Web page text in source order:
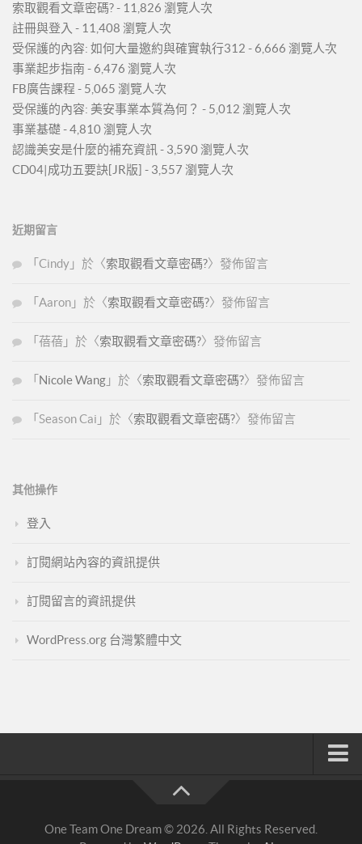
索取觀看文章密碼?- 11,826 瀏覽人次
註冊與登入 - 11,408 瀏覽人次
受保護的內容: 如何大量邀約與確實執行312 - 6,666 瀏覽人次
事業起步指南 - 6,476 瀏覽人次
FB廣告課程 - 5,065 瀏覽人次
受保護的內容: 美安事業本質為何？ - 5,012 瀏覽人次
事業基礎- 4,810 瀏覽人次
認識美安是什麼的補充資訊 - 3,590 瀏覽人次
CD04|成功五要訣[JR版] - 3,557 瀏覽人次
近期留言
「 Cindy 」於〈索取觀看文章密碼?〉發佈留言
「 Aaron 」於〈索取觀看文章密碼?〉發佈留言
「 蓓蓓 」於〈索取觀看文章密碼?〉發佈留言
「 Nicole Wang 」於〈索取觀看文章密碼?〉發佈留言
「 Season Cai 」於〈索取觀看文章密碼?〉發佈留言
其他操作
登入
訂閱網站內容的資訊提供
訂閱留言的資訊提供
WordPress.org 台灣繁體中文
One Team One Dream © 2026. All Rights Reserved.